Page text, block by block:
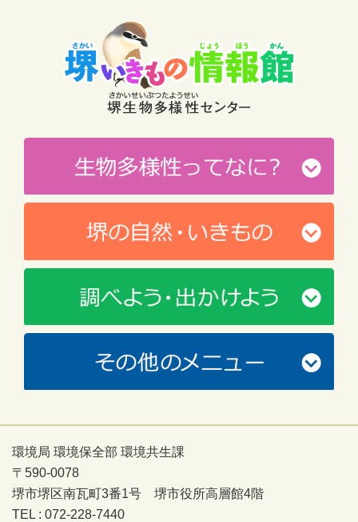
環境局 環境保全部 環境共生課
〒590-0078
堺市堺区南瓦町3番1号 堺市役所高層館4階
TEL : 072-228-7440